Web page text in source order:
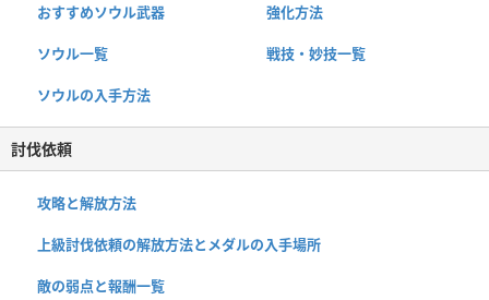
おすすめソウル武器 強化方法
ソウル一覧 戦技・妙技一覧
ソウルの入手方法
討伐依頼
攻略と解放方法
上級討伐依頼の解放方法とメダルの入手場所
敵の弱点と報酬一覧